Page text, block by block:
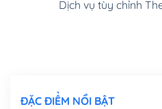
Cài đặt SMTP Mail cho
Mua thêm Host + Tên miền
Dịch vụ tùy chỉnh
ĐẶC ĐIỂM NỔI BẬT